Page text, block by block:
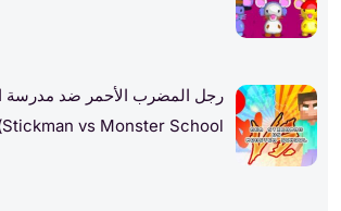
Stickman vs Monster School)